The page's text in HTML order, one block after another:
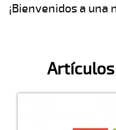
¡Bienvenidos a una